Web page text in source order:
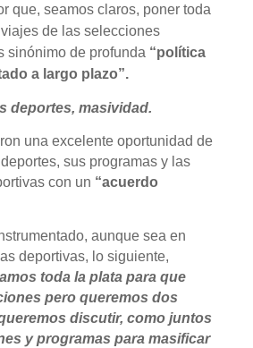
que, seamos claros, poner toda
de las selecciones
sinónimo de profunda “política
a largo plazo”.
deportes, masividad.
una excelente oportunidad de
sus programas y las
con un “acuerdo
aunque sea en
deportivas, lo siguiente,
toda la plata para que
pero queremos dos
discutir, como juntos
y programas para masificar